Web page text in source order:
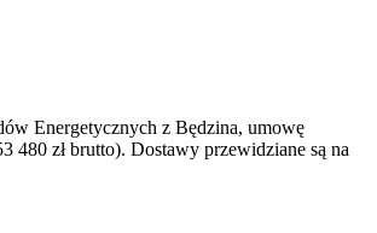
Energetycznych z Będzina, umowę
480 zł brutto). Dostawy przewidziane są na